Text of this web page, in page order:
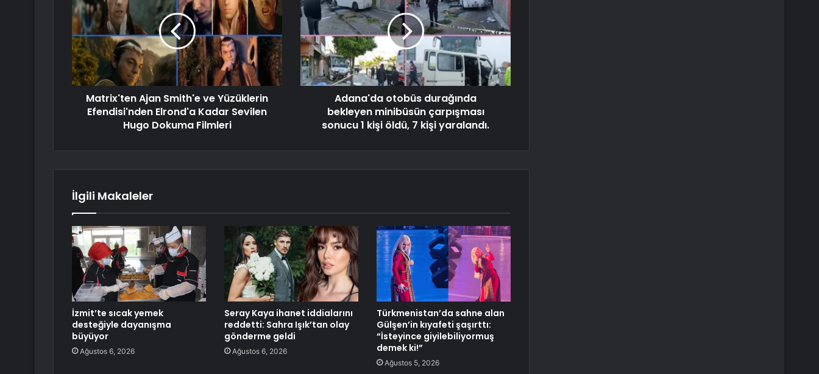
Matrix'ten Ajan Smith'e ve Yüzüklerin
Efendisi'nden Elrond'a Kadar Sevilen
Hugo Dokuma Filmleri
Adana'da otobüs durağında
bekleyen minibüsün çarpışması
sonucu 1 kişi öldü, 7 kişi yaralandı.
İlgili Makaleler
İzmit’te sıcak yemek
desteğiyle dayanışma
büyüyor
Ağustos 6, 2026
Seray Kaya ihanet iddialarını
reddetti: Sahra Işık’tan olay
gönderme geldi
Ağustos 6, 2026
Türkmenistan’da sahne alan
Gülşen’in kıyafeti şaşırttı:
“İsteyince giyilebiliyormuş
demek ki!”
Ağustos 5, 2026